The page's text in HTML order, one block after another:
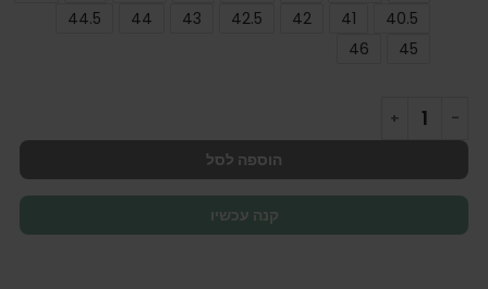
40.5
41
42
42.5
43
44
44.5
45
46
הוספה לסל
קנה עכשיו